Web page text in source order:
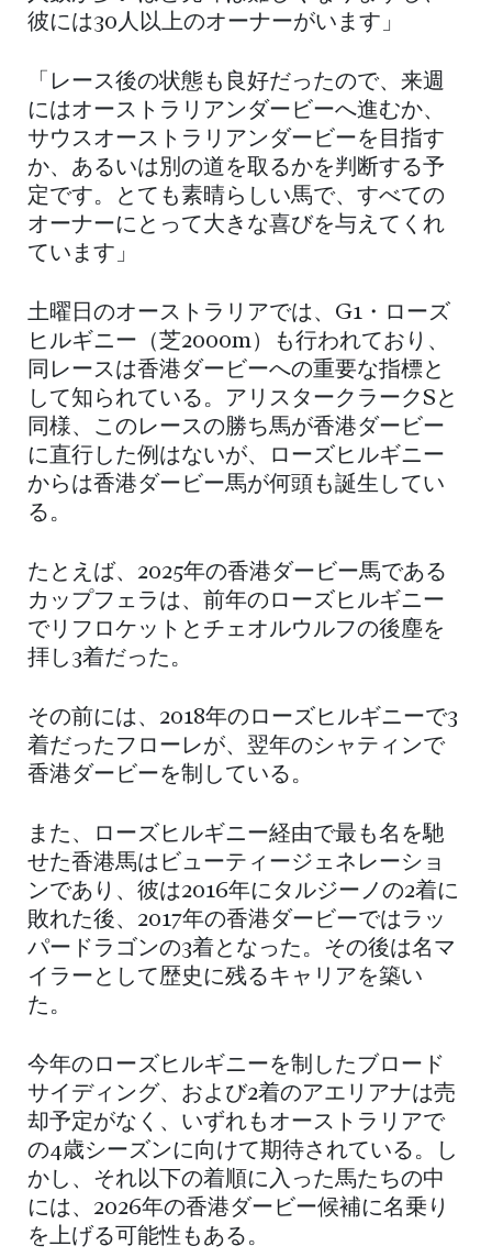
彼には30人以上のオーナーがいます」
「レース後の状態も良好だったので、来週
にはオーストラリアンダービーへ進むか、
サウスオーストラリアンダービーを目指す
か、あるいは別の道を取るかを判断する予
定です。とても素晴らしい馬で、すべての
オーナーにとって大きな喜びを与えてくれ
ています」
土曜日のオーストラリアでは、G1・ローズ
ヒルギニー（芝2000m）も行われており、
同レースは香港ダービーへの重要な指標と
して知られている。アリスタークラークSと
同様、このレースの勝ち馬が香港ダービー
に直行した例はないが、ローズヒルギニー
からは香港ダービー馬が何頭も誕生してい
る。
たとえば、2025年の香港ダービー馬である
カップフェラは、前年のローズヒルギニー
でリフロケットとチェオルウルフの後塵を
拝し3着だった。
その前には、2018年のローズヒルギニーで3
着だったフローレが、翌年のシャティンで
香港ダービーを制している。
また、ローズヒルギニー経由で最も名を馳
せた香港馬はビューティージェネレーショ
ンであり、彼は2016年にタルジーノの2着に
敗れた後、2017年の香港ダービーではラッ
パードラゴンの3着となった。その後は名マ
イラーとして歴史に残るキャリアを築い
た。
今年のローズヒルギニーを制したブロード
サイディング、および2着のアエリアナは売
却予定がなく、いずれもオーストラリアで
の4歳シーズンに向けて期待されている。し
かし、それ以下の着順に入った馬たちの中
には、2026年の香港ダービー候補に名乗り
を上げる可能性もある。